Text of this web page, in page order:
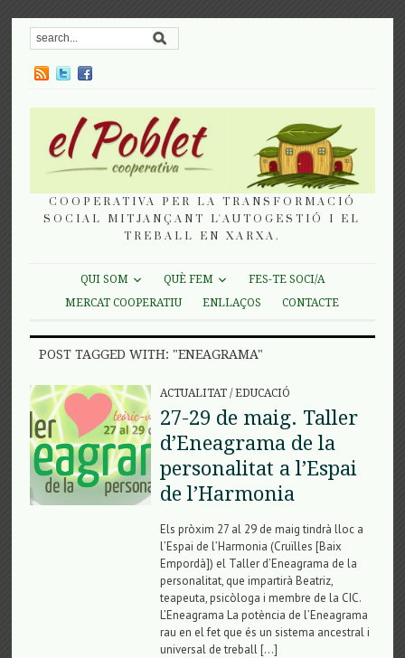
COOPERATIVA PER LA TRANSFORMACIÓ
SOCIAL MITJANÇANT L'AUTOGESTIÓ I EL
TREBALL EN XARXA.
QUI SOM QUÈ FEM
FES-TE SOCI/A
MERCAT COOPERATIU
ENLLAÇOS CONTACTE
POST TAGGED WITH: "ENEAGRAMA"
ACTUALITAT/EDUCACIÓ
27-29 de maig. Taller
d’Eneagrama de la
personalitat a l’Espai
de l’Harmonia
Els pròxim 27 al 29 de maig tindrà lloc a
l’Espai de l’Harmonia (Cruïlles [Baix
Empordà]) el Taller d’Eneagrama de la
personalitat, que impartirà Beatriz,
teapeuta, psicòloga i membre de la CIC.
L’Eneagrama La potència de l’Eneagrama
rau en el fet que és un sistema ancestral i
universal de treball […]